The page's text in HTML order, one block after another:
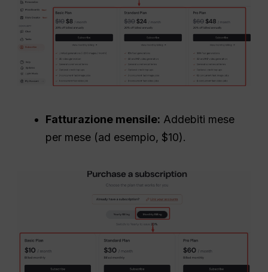
Fatturazione mensile: Addebiti mese
per mese (ad esempio, $10).